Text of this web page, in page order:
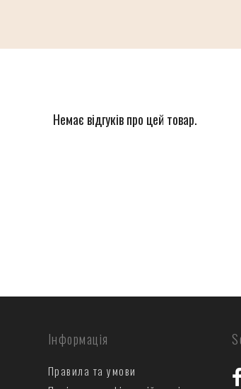
Немає відгуків про цей товар.
Інформація
Правила та умови